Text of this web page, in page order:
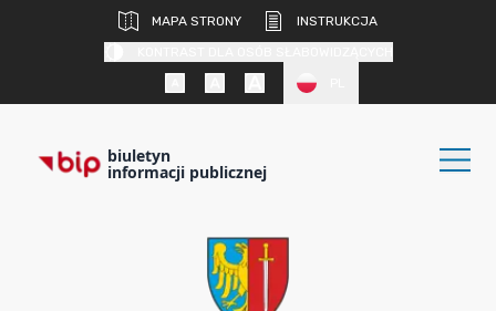
MAPA STRONY
INSTRUKCJA
biuletyn
informacji publicznej